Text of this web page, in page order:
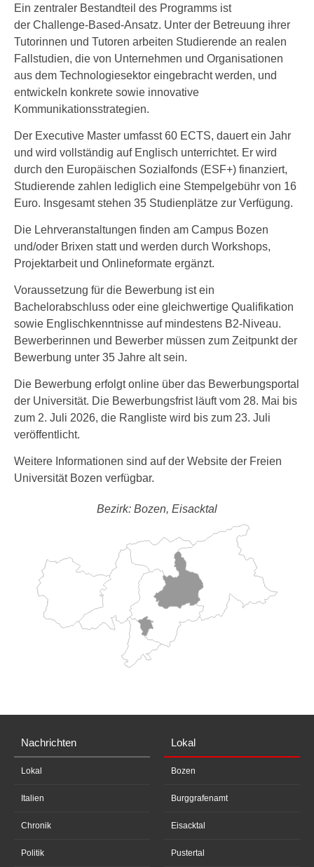
Ein zentraler Bestandteil des Programms ist
der Challenge-Based-Ansatz. Unter der Betreuung ihrer
Tutorinnen und Tutoren arbeiten Studierende an realen
Fallstudien, die von Unternehmen und Organisationen
aus dem Technologiesektor eingebracht werden, und
entwickeln konkrete sowie innovative
Kommunikationsstrategien.
Der Executive Master umfasst 60 ECTS, dauert ein Jahr
und wird vollständig auf Englisch unterrichtet. Er wird
durch den Europäischen Sozialfonds (ESF+) finanziert,
Studierende zahlen lediglich eine Stempelgebühr von 16
Euro. Insgesamt stehen 35 Studienplätze zur Verfügung.
Die Lehrveranstaltungen finden am Campus Bozen
und/oder Brixen statt und werden durch Workshops,
Projektarbeit und Onlineformate ergänzt.
Voraussetzung für die Bewerbung ist ein
Bachelorabschluss oder eine gleichwertige Qualifikation
sowie Englischkenntnisse auf mindestens B2-Niveau.
Bewerberinnen und Bewerber müssen zum Zeitpunkt der
Bewerbung unter 35 Jahre alt sein.
Die Bewerbung erfolgt online über das Bewerbungsportal
der Universität. Die Bewerbungsfrist läuft vom 28. Mai bis
zum 2. Juli 2026, die Rangliste wird bis zum 23. Juli
veröffentlicht.
Weitere Informationen sind auf der Website der Freien
Universität Bozen verfügbar.
Bezirk: Bozen, Eisacktal
Nachrichten
Lokal
Italien
Chronik
Politik
Lokal
Bozen
Burggrafenamt
Eisacktal
Pustertal